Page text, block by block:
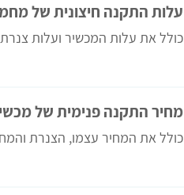
עלות התקנה חיצונית של
כולל את עלות המכשיר ועלות
מחיר התקנה פנימית של
כולל את המחיר עצמו, הצנרת